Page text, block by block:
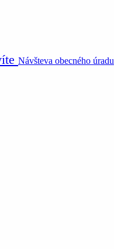
Návšteva obecného úradu